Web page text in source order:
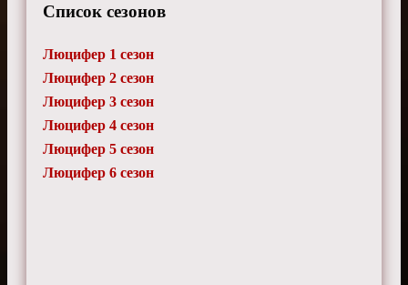
Слишком много ненужных любовных
линий.
Список сезонов
Люцифер 1 сезон
Люцифер 2 сезон
Люцифер 3 сезон
Люцифер 4 сезон
Люцифер 5 сезон
Люцифер 6 сезон